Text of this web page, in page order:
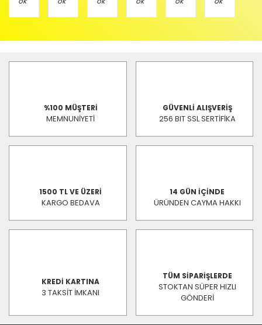
%100 MÜŞTERİ
MEMNUNİYETİ
GÜVENLİ ALIŞVERİŞ
256 BIT SSL SERTİFİKA
1500 TL VE ÜZERİ
KARGO BEDAVA
14 GÜN İÇİNDE
ÜRÜNDEN CAYMA HAKKI
KREDİ KARTINA
3 TAKSİT İMKANI
TÜM SİPARİŞLERDE
STOKTAN SÜPER HIZLI
GÖNDERİ